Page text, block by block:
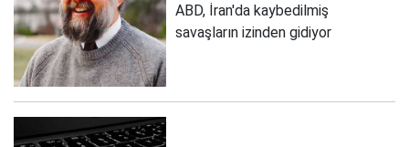
ABD, İran'da kaybedilmiş
savaşların izinden gidiyor